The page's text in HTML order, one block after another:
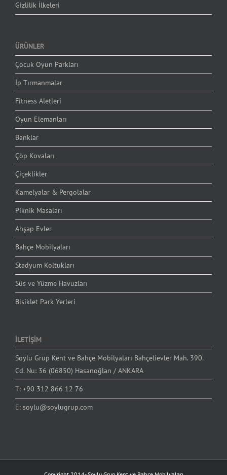
Gizlilik İlkeleri
ÜRÜNLER
Çocuk Oyun Parkları
İp Tırmanmalar
Fitness Aletleri
Oyun Elemanları
Banklar
Çöp Kovaları
Çiçeklikler
Kamelyalar & Pergolalar
Piknik Masaları
Ahşap Evler
Bahçe Mobilyaları
Stadyum Koltukları
Süs ve Yüzme Havuzları
Bisiklet Park Yerleri
İLETİŞİM
Soylu Grup Kent ve Bahçe Mobilyaları Bahçelievler Mah. 390.
Cd. Nu: 36 (06850) Hasanoğlan / ANKARA
T: +90 312 866 12 76
E: soylu@soylugrup.com